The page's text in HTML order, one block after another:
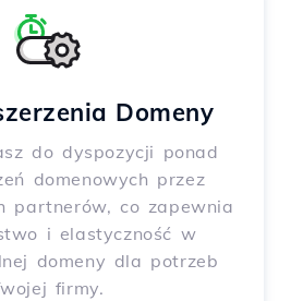
Domeny
do dyspozycji ponad
domenowych przez
partnerów, co zapewnia
i elastyczność w
domeny dla potrzeb
firmy.